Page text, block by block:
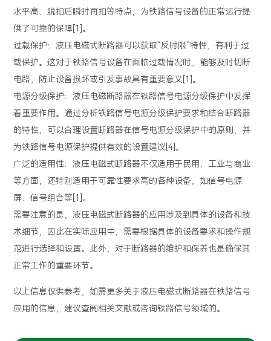
水平高、脱扣后瞬时再扣等特点，为铁路信号设备的正常运行提
供了可靠的保障[1]。
过载保护：液压电磁式断路器可以获取“反时限”特性，有利于过
载保护。这对于铁路信号设备在面临过载情况时，能够及时切断
电路，防止设备损坏或引发事故具有重要意义[1]。
电源分级保护：液压电磁断路器在铁路信号电源分级保护中发挥
着重要作用。通过分析铁路信号电源分级保护要求和结合断路器
的特性，可以合理设置断路器在信号电源分级保护中的原则，并
为铁路信号电源保护提供有效的设置建议[4]。
广泛的适用性：液压电磁式断路器不仅适用于民用、工业与商业
等方面，还特别适用于可靠性要求高的各种设备，如信号电源
屏、信号组合等[1]。
需要注意的是，液压电磁式断路器的应用涉及到具体的设备和技
术细节，因此在实际应用中，需要根据具体的设备要求和操作规
范进行选择和设置。此外，对于断路器的维护和保养也是确保其
正常工作的重要环节。
以上信息仅供参考，如需更多关于液压电磁式断路器在铁路信号
应用的信息，建议查阅相关文献或咨询铁路信号领域的。